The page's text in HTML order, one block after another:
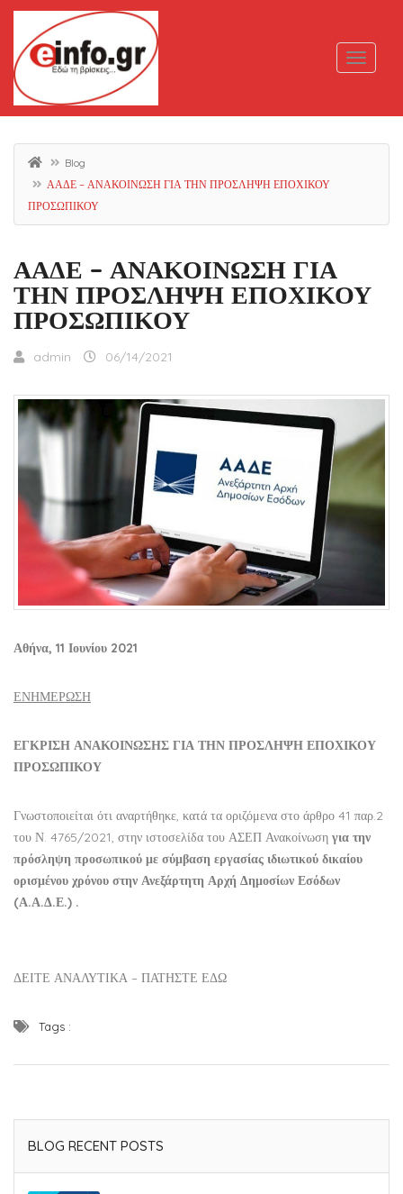
Blog
ΑΑΔΕ – ΑΝΑΚΟΙΝΩΣΗ ΓΙΑ ΤΗΝ ΠΡΟΣΛΗΨΗ ΕΠΟΧΙΚΟΥ
ΠΡΟΣΩΠΙΚΟΥ
ΑΑΔΕ – ΑΝΑΚΟΙΝΩΣΗ ΓΙΑ
ΤΗΝ ΠΡΟΣΛΗΨΗ ΕΠΟΧΙΚΟΥ
ΠΡΟΣΩΠΙΚΟΥ
admin 06/14/2021
Αθήνα, 11 Ιουνίου 2021
ΕΝΗΜΕΡΩΣΗ
ΕΓΚΡΙΣΗ ΑΝΑΚΟΙΝΩΣΗΣ ΓΙΑ ΤΗΝ ΠΡΟΣΛΗΨΗ ΕΠΟΧΙΚΟΥ
ΠΡΟΣΩΠΙΚΟΥ
Γνωστοποιείται ότι αναρτήθηκε, κατά τα οριζόμενα στο άρθρο 41 παρ.2
του Ν. 4765/2021, στην ιστοσελίδα του ΑΣΕΠ Ανακοίνωση για την
πρόσληψη προσωπικού με σύμβαση εργασίας ιδιωτικού δικαίου
ορισμένου χρόνου στην Ανεξάρτητη Αρχή Δημοσίων Εσόδων
(Α.Α.Δ.Ε.) .
ΔΕΙΤΕ ΑΝΑΛΥΤΙΚΑ – ΠΑΤΗΣΤΕ ΕΔΩ
Tags :
BLOG RECENT POSTS